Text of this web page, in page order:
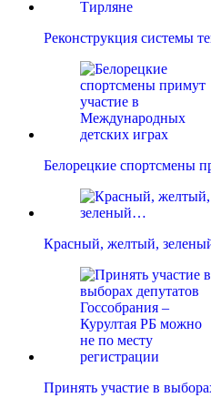
Реконструкция системы
Белорецкие спортсмены
Красный, желтый,
Принять участие в